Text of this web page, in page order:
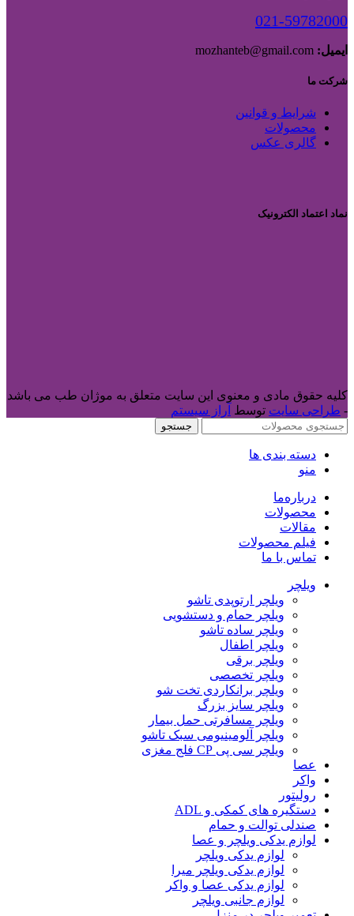
021-59782000
ایمیل:
شرکت ما
شرایط و قوانین
محصولات
گالری عکس
نماد اعتماد الکترونیک
کلیه حقوق مادی و معنوی این سایت متعلق به موژان طب می باشد
- طراحی سایت توسط آراز سیستم
جستجو
دسته بندی ها
منو
درباره‌ما
محصولات
مقالات
فیلم محصولات
تماس با ما
ویلچر
ویلچر ارتوپدی تاشو
ویلچر حمام و دستشویی
ویلچر ساده تاشو
ویلچر اطفال
ویلچر برقی
ویلچر تخصصی
ویلچر برانکاردی تخت شو
ویلچر سایز بزرگ
ویلچر مسافرتی حمل بیمار
ویلچر آلومینیومی سبک تاشو
ویلچر سی پی CP فلج مغزی
عصا
واکر
رولیتور
دستگیره های کمکی و ADL
صندلی توالت و حمام
لوازم یدکی ویلچر و عصا
لوازم یدکی ویلچر
لوازم یدکی ویلچر میرا
لوازم یدکی عصا و واکر
لوازم جانبی ویلچر